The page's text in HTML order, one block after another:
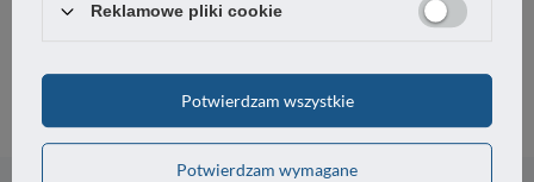
Potrzebujesz pomocy? Masz pytania?
Reklamowe pliki cookie
Potwierdzam wymagane
Potwierdzam wszystkie